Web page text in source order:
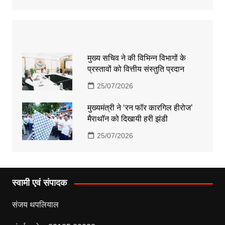
मुख्य सचिव ने की विभिन्न विभागों के
प्रस्तावों को वित्तीय संस्तुति प्रदान
25/07/2026
मुख्यमंत्री ने ‘रन फॉर कारगिल हीरोज’
मैराथॉन को दिखायी हरी झंडी
25/07/2026
स्वामी एवं संपादक
संजय थपलियाल